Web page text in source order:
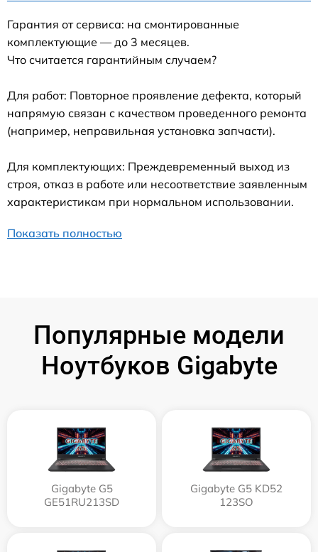
Гарантия от сервиса: на смонтированные
комплектующие — до 3 месяцев.
Что считается гарантийным случаем?
Для работ: Повторное проявление дефекта, который
напрямую связан с качеством проведенного ремонта
(например, неправильная установка запчасти).
Для комплектующих: Преждевременный выход из
строя, отказ в работе или несоответствие заявленным
характеристикам при нормальном использовании.
Показать полностью
Популярные модели
Ноутбуков Gigabyte
Gigabyte G5
GE51RU213SD
Gigabyte G5 KD52
123SO